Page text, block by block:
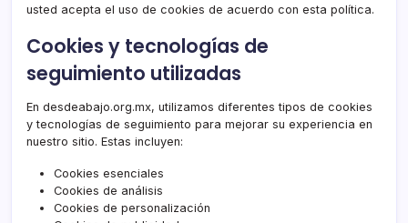
usted acepta el uso de cookies de acuerdo con esta política.
Cookies y tecnologías de
seguimiento utilizadas
En desdeabajo.org.mx, utilizamos diferentes tipos de cookies
y tecnologías de seguimiento para mejorar su experiencia en
nuestro sitio. Estas incluyen:
Cookies esenciales
Cookies de análisis
Cookies de personalización